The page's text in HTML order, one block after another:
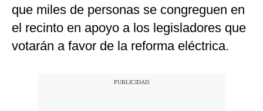
que miles de personas se congreguen en
el recinto en apoyo a los legisladores que
votarán a favor de la reforma eléctrica.